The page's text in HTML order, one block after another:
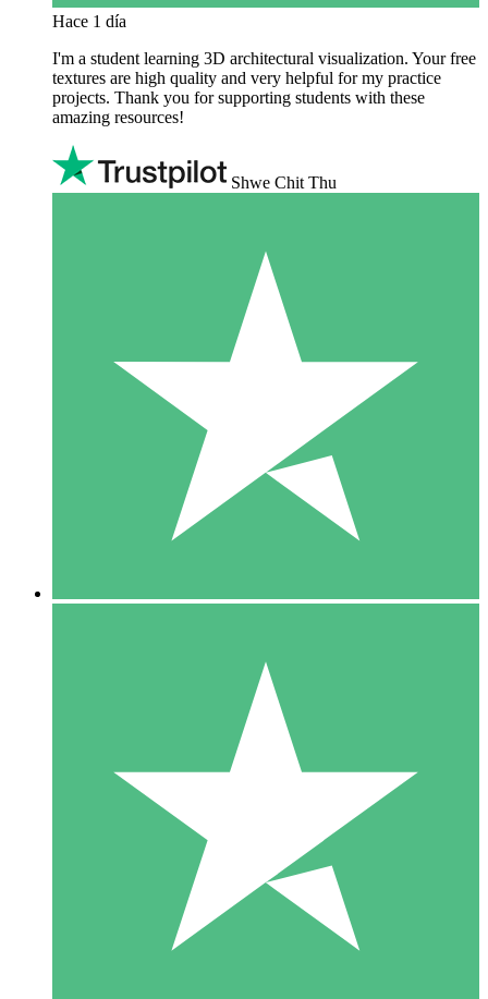
Hace 1 día
I'm a student learning 3D architectural visualization. Your free
textures are high quality and very helpful for my practice
projects. Thank you for supporting students with these
amazing resources!
Shwe Chit Thu